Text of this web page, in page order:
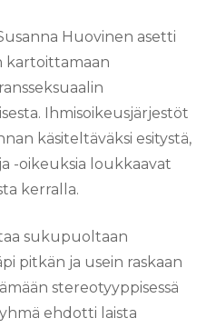
Huovinen asetti
kartoittamaan
Ihmisoikeusjärjestöt
käsiteltäväksi esitystä,
-oikeuksia loukkaavat
kerralla.
sukupuoltaan
pitkän ja usein raskaan
stereotyyppisessä
ehdotti laista